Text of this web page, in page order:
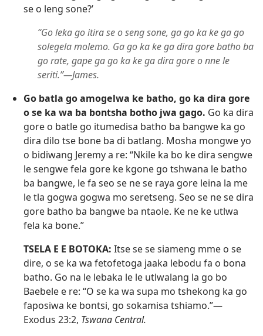
se o leng sone?’
“Go leka go itira se o seng sone, ga go ka ke ga go
solegela molemo. Ga go ka ke ga dira gore batho ba
go rate, gape ga go ka ke ga dira gore o nne le
seriti.”​—James.
Go batla go amogelwa ke batho, go ka dira gore
o se ka wa ba bontsha botho jwa gago. Go ka dira
gore o batle go itumedisa batho ba bangwe ka go
dira dilo tse bone ba di batlang. Mosha mongwe yo
o bidiwang Jeremy a re: “Nkile ka bo ke dira sengwe
le sengwe fela gore ke kgone go tshwana le batho
ba bangwe, le fa seo se ne se raya gore leina la me
le tla gogwa gogwa mo seretseng. Seo se ne se dira
gore batho ba bangwe ba ntaole. Ke ne ke utlwa
fela ka bone.”
TSELA E E BOTOKA: Itse se se siameng mme o se
dire, o se ka wa fetofetoga jaaka lebodu fa o bona
batho. Go na le lebaka le le utlwalang la go bo
Baebele e re: “O se ka wa supa mo tshekong ka go
faposiwa ke bontsi, go sokamisa tshiamo.”​—
Exodus 23:2, Tswana Central.